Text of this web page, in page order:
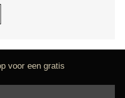
voor een gratis